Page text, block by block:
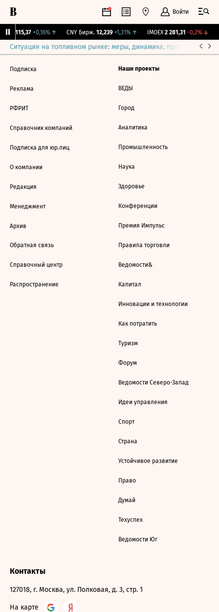
Войти
115,37 +0,16%↑ CNY Бирж. 12,239 +1,31%↑ IMOEX 2 281,31 -0,2%↓
Ситуация на топливном рынке: меры, динамика, прогнозы
Подписка
Реклама
РФРИТ
Справочник компаний
Подписка для юр.лиц
О компании
Редакция
Менеджмент
Архив
Обратная связь
Справочный центр
Распространение
Наши проекты
ВЕДЫ
Город
Аналитика
Промышленность
Наука
Здоровье
Конференции
Премия Импульс
Правила торговли
Ведомости&
Капитал
Инновации и технологии
Как потратить
Туризм
Форум
Ведомости Северо-Запад
Идеи управления
Спорт
Страна
Устойчивое развитие
Право
Думай
Техуспех
Ведомости Юг
Контакты
127018, г. Москва, ул. Полковая, д. 3, стр. 1
На карте